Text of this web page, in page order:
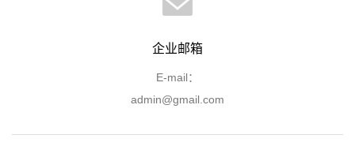
企业邮箱
E-mail：
admin@gmail.com